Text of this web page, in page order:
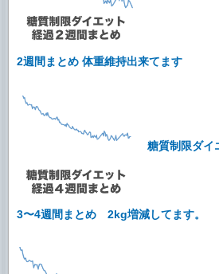
2週間まとめ 体重維持出来てます
糖質制限ダイ
3〜4週間まとめ 2kg増減してます。